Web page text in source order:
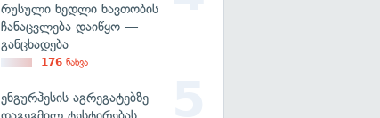
რუსული ნედლი ნავთობის
ჩანაცვლება დაიწყო —
განცხადება
176 ნახვა
ენგურჰესის აგრეგატებზე